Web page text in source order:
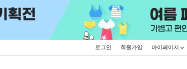
로그인 회원가입 마이페이지